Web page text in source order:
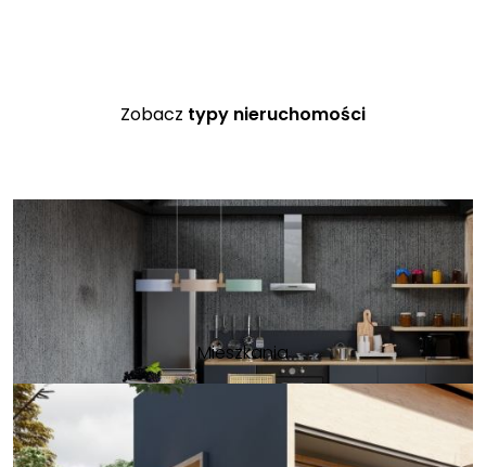
Zobacz typy nieruchomości
Mieszkania